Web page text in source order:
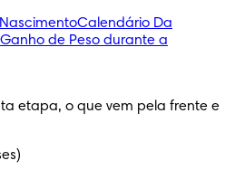
Calendário Da
de Peso durante a
etapa, o que vem pela frente e